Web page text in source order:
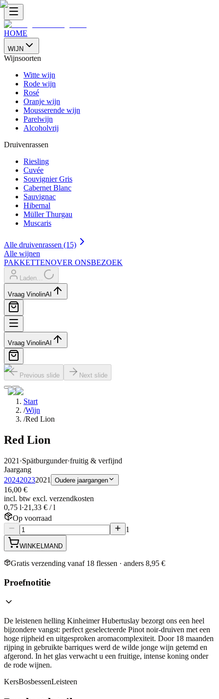
HOME
WIJN
Wijnsoorten
Witte wijn
Rode wijn
Rosé
Oranje wijn
Mousserende wijn
Parelwijn
Alcoholvrij
Druivenrassen
Riesling
Cuvée
Souvignier Gris
Cabernet Blanc
Sauvignac
Hibernal
Müller Thurgau
Muscaris
Alle druivenrassen (15)
Alle wijnen
PAKKETTENOVER ONSBEZOEK
Laden…
Vraag VinolinAI
Vraag VinolinAI
Previous slide Next slide
Start
/Wijn
/Red Lion
Red Lion
2021 ·Spätburgunder·fruitig & verfijnd
Jaargang
202420232021 Oudere jaargangen
16,00 €
incl. btw excl. verzendkosten
0,75 l·21,33 € / l
Op voorraad
1
WINKELMAND
Gratis verzending vanaf 18 flessen · anders 8,95 €
Proefnotitie
De leistenen helling Kinheimer Hubertuslay bezorgt ons een heel
bijzondere vangst: perfect geselecteerde Pinot noir-druiven met een
hoge rijpheid en uitgesproken aromacomplexiteit. Door 18 maanden
rijping in gebruikte barriques werd de wilde jonge wijn getemd en
afgerond. In het glas verwacht u een fruitige, intense koning onder
de rode wijnen.
KersBosbessenLeisteen